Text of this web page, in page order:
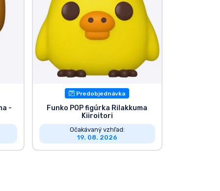
-
Predobjednávka
Funko POP figúrka Rilakkuma
Kiiroitori
Očakávaný vzhľad:
19. 08. 2026